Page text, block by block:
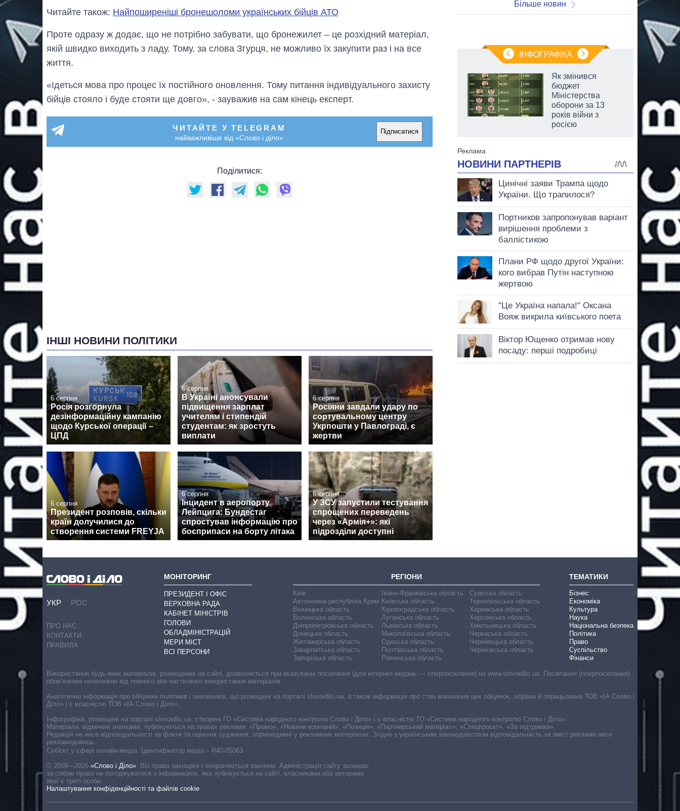
Читайте також: Найпоширеніші бронешоломи українських бійців АТО
Проте одразу ж додає, що не потрібно забувати, що бронежилет – це розхідний матеріал,
якій швидко виходить з ладу. Тому, за слова Згурця, не можливо їх закупити раз і на все
життя.
«Ідеться мова про процес їх постійного оновлення. Тому питання індивідуального захисту
бійців стояло і буде стояти ще довго», - зауважив на сам кінець експерт.
ЧИТАЙТЕ У TELEGRAM
найважливіше від «Слово і діло»
Підписатися
Поділитися:
ІНШІ НОВИНИ ПОЛІТИКИ
6 серпня
Росія розгорнула
дезінформаційну кампанію
щодо Курської операції –
ЦПД
6 серпня
В Україні анонсували
підвищення зарплат
учителям і стипендій
студентам: як зростуть
виплати
6 серпня
Росіяни завдали удару по
сортувальному центру
Укрпошти у Павлограді, є
жертви
6 серпня
Президент розповів, скільки
країн долучилися до
створення системи FREYJA
6 серпня
Інцидент в аеропорту
Лейпцига: Бундестаг
спростував інформацію про
боєприпаси на борту літака
6 серпня
У ЗСУ запустили тестування
спрощених переведень
через «Армія+»: які
підрозділи доступні
Більше новин
ІНФОГРАФІКА
ударів по Україні
головною ціллю
рф
Як змінився
бюджет
Міністерства
оборони за 13
років війни з
росією
УКР РОС
ПРО НАС
КОНТАКТИ
ПРАВИЛА
МОНІТОРИНГ
ПРЕЗИДЕНТ І ОФІС
ВЕРХОВНА РАДА
КАБІНЕТ МІНІСТРІВ
ГОЛОВИ
ОБЛАДМІНІСТРАЦІЙ
МЕРИ МІСТ
ВСІ ПЕРСОНИ
РЕГІОНИ
Київ
Автономна республіка Крим
Вінницька область
Волинська область
Дніпропетровська область
Донецька область
Житомирська область
Закарпатська область
Запорізька область
Івано-Франківська область
Київська область
Кіровоградська область
Луганська область
Львівська область
Миколаївська область
Одеська область
Полтавська область
Рівненська область
Сумська область
Тернопільська область
Харківська область
Херсонська область
Хмельницька область
Черкаська область
Чернівецька область
Чернігівська область
ТЕМАТИКИ
Бізнес
Економіка
Культура
Наука
Національна безпека
Політика
Право
Суспільство
Фінанси
Cуб'єкт у сфері онлайн-медіа. Ідентифікатор медіа – R40-05063
© 2009—2026 «Слово і Діло» Всі права захищені і охороняються законом. Адміністрація сайту залишає
за собою право не погоджуватися з інформацією, яка публікується на сайті, власниками або авторами
якої є треті особи.
Налаштування конфіденційності та файлів cookie
Використання будь-яких матеріалів, розміщених на сайті, дозволяється при вказуванні посилання (для інтернет-видань — гіперпосилання) на www.slovoidilo.ua. Посилання (гіперпосилання)
обов’язкове незалежно від повного або часткового використання матеріалів.
Аналітична інформація про обіцянки політиків і чиновників, що розміщені на порталі slovoidilo.ua, а також інформація про стан виконання цих обіцянок, зібрана й опрацьована ТОВ «ІА Слово і
Діло» і є власністю ТОВ «ІА Слово і Діло».
Інфографіки, розміщені на порталі slovoidilo.ua, створені ГО «Система народного контролю Слово і Діло» і є власністю ГО «Система народного контролю Слово і Діло».
Матеріали, відмічені значками, публікуються на правах реклами: «Промо», «Новини компаній», «Позиція», «Партнерський матеріал», «Спецпроєкт», «За підтримки».
Редакція не несе відповідальності за факти та оціночні судження, оприлюднені у рекламних матеріалах. Згідно з українським законодавством відповідальність за зміст реклами несе
рекламодавець.